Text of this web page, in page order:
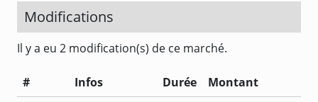
Modifications
Il y a eu 2 modification(s) de ce marché.
# Infos Durée
Montant